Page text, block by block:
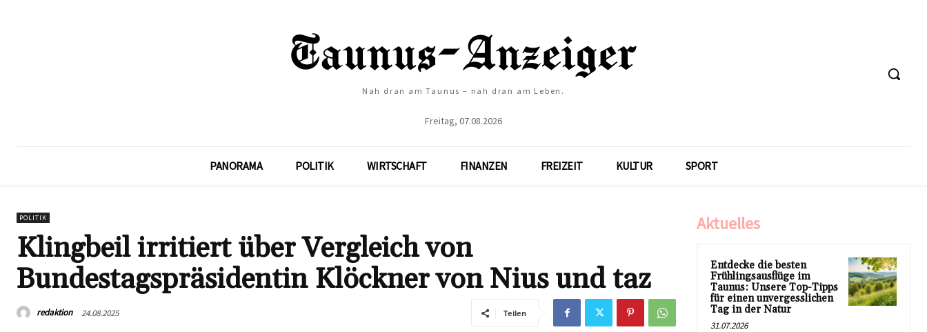
Nah dran am Taunus – nah dran am Leben.
Freitag, 07.08.2026
PANORAMA POLITIK WIRTSCHAFT FINANZEN FREIZEIT KULTUR SPORT
POLITIK
Klingbeil irritiert über Vergleich von
Bundestagspräsidentin Klöckner von Nius und taz
redaktion 24.08.2025 Teilen
Aktuelles
Entdecke die besten
Frühlingsausflüge im
Taunus: Unsere Top-Tipps
für einen unvergesslichen
Tag in der Natur
31.07.2026